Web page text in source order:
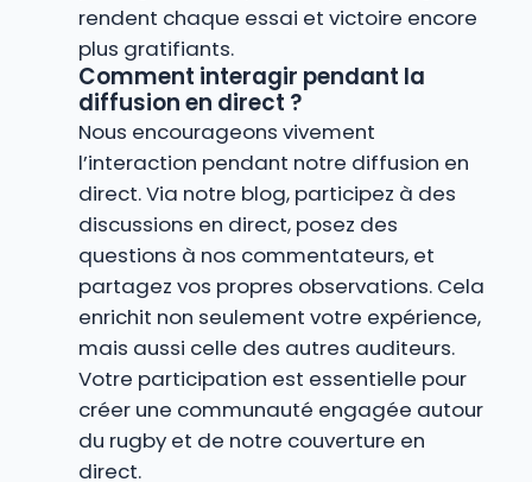
rendent chaque essai et victoire encore
plus gratifiants.
Comment interagir pendant la
diffusion en direct ?
Nous encourageons vivement
l’interaction pendant notre diffusion en
direct. Via notre blog, participez à des
discussions en direct, posez des
questions à nos commentateurs, et
partagez vos propres observations. Cela
enrichit non seulement votre expérience,
mais aussi celle des autres auditeurs.
Votre participation est essentielle pour
créer une communauté engagée autour
du rugby et de notre couverture en
direct.